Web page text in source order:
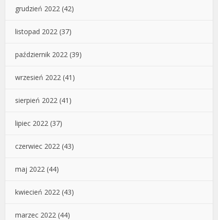
grudzień 2022 (42)
listopad 2022 (37)
październik 2022 (39)
wrzesień 2022 (41)
sierpień 2022 (41)
lipiec 2022 (37)
czerwiec 2022 (43)
maj 2022 (44)
kwiecień 2022 (43)
marzec 2022 (44)